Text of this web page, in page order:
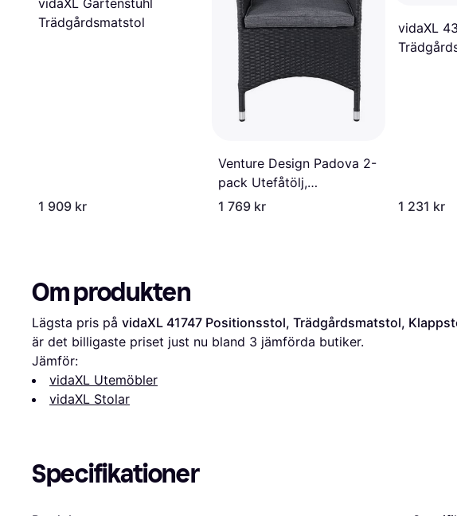
Trädgårdsmatstol
1 909 kr
Venture Design Padova 2-
pack Utefåtölj,
Positionsstol,
1 769 kr
vidaXL
1 231 kr
Om produkten
Lägsta pris på vidaXL 41747 Positionsstol, Trädgårdsmatstol,
är det billigaste priset just nu bland 3 jämförda butiker.
Jämför:
vidaXL Utemöbler
vidaXL Stolar
Specifikationer